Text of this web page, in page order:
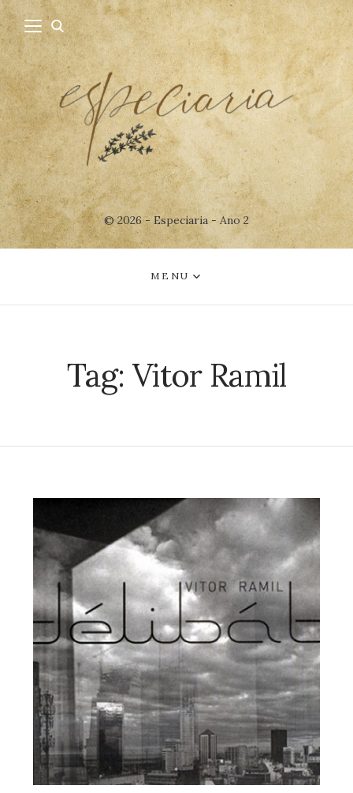
© 2026 - Especiaria - Ano 2
MENU
Tag:Vitor Ramil